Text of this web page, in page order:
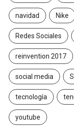
navidad Nike
Redes Sociales
reinvention 2017
social media
tecnología
youtube